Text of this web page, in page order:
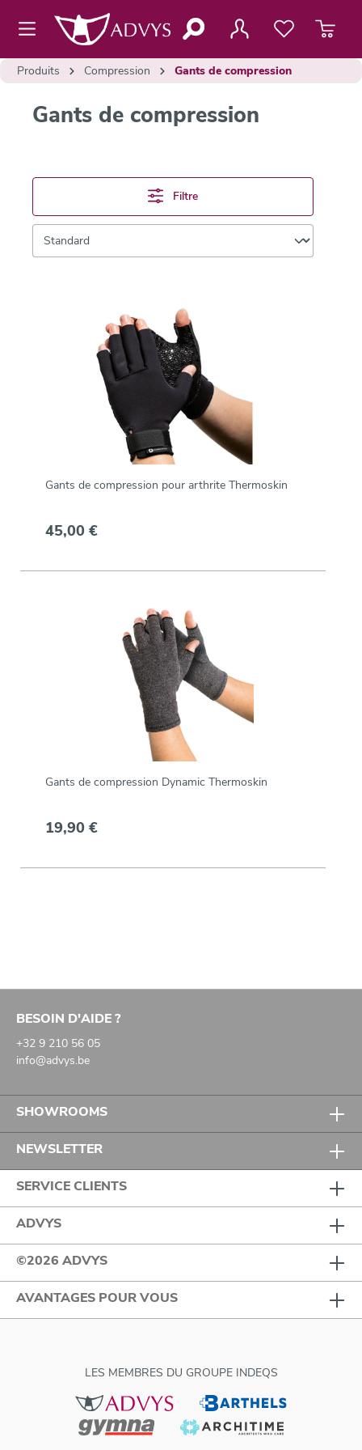
principal
Produits Compression Gants de compression
Gants de compression
Filtre
Gants de compression pour arthrite Thermoskin
45,00 €
Gants de compression Dynamic Thermoskin
19,90 €
BESOIN D'AIDE ?
+32 9 210 56 05
info@advys.be
SHOWROOMS
NEWSLETTER
SERVICE CLIENTS
ADVYS
©2026 ADVYS
AVANTAGES POUR VOUS
LES MEMBRES DU GROUPE INDEQS